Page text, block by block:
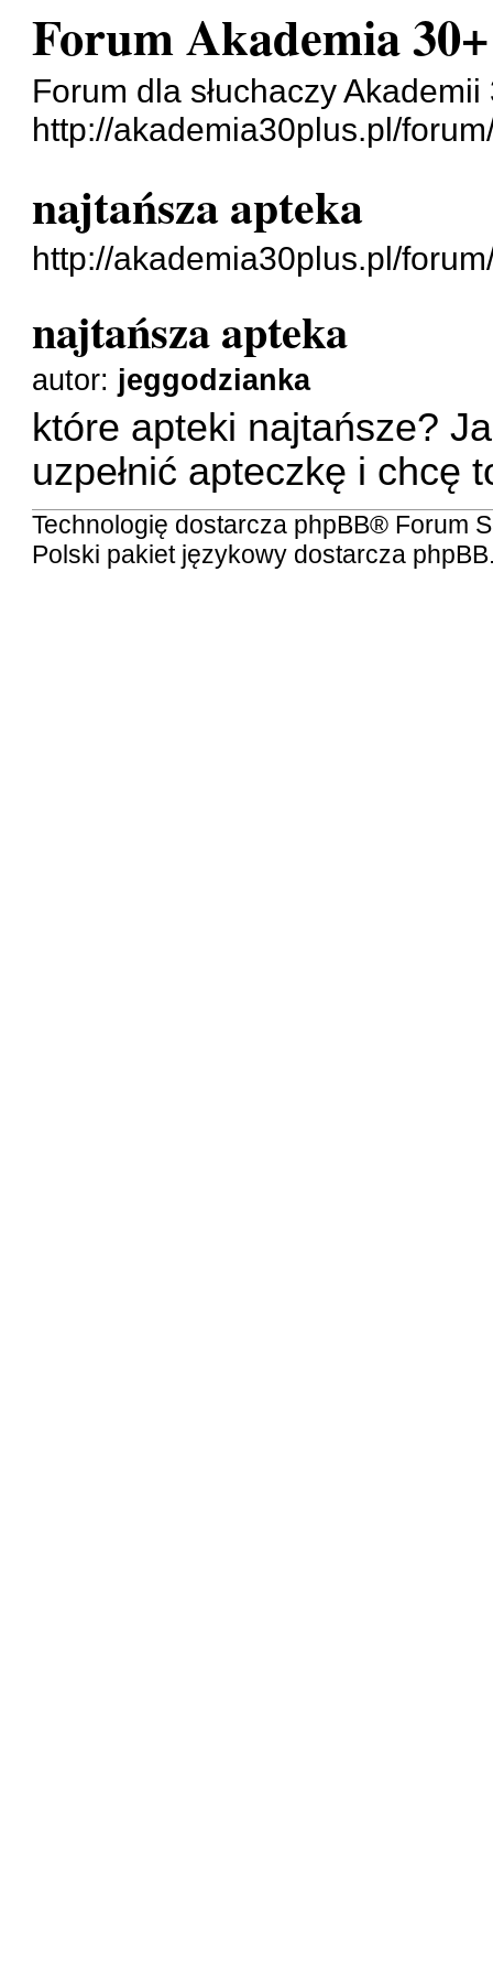
Forum Akademia 30+
Forum dla słuchaczy Akademii
http://akademia30plus.pl/
najtańsza apteka
http://akademia30plus.pl/
najtańsza apteka
autor: jeggodzianka
które apteki najtańsze?
uzpełnić apteczkę i chcę
Technologię dostarcza phpBB® Forum
Polski pakiet językowy dostarcza